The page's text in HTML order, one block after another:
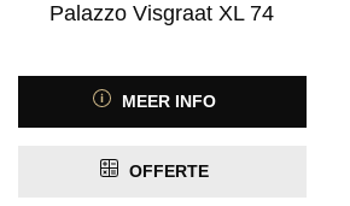
Palazzo Visgraat XL 74
MEER INFO
OFFERTE